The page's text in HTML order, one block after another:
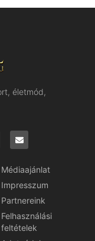
életmód,
Médiaajánlat
Impresszum
Partnereink
Felhasználási
feltételek